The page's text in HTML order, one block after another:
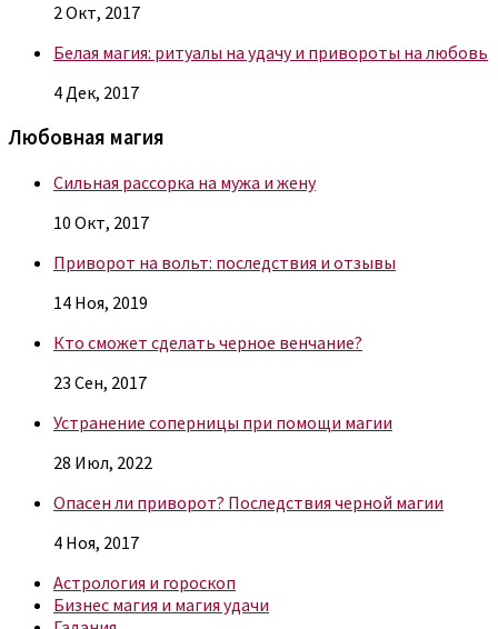
2 Окт, 2017
Белая магия: ритуалы на удачу и привороты на любовь
4 Дек, 2017
Любовная магия
Сильная рассорка на мужа и жену
10 Окт, 2017
Приворот на вольт: последствия и отзывы
14 Ноя, 2019
Кто сможет сделать черное венчание?
23 Сен, 2017
Устранение соперницы при помощи магии
28 Июл, 2022
Опасен ли приворот? Последствия черной магии
4 Ноя, 2017
Астрология и гороскоп
Бизнес магия и магия удачи